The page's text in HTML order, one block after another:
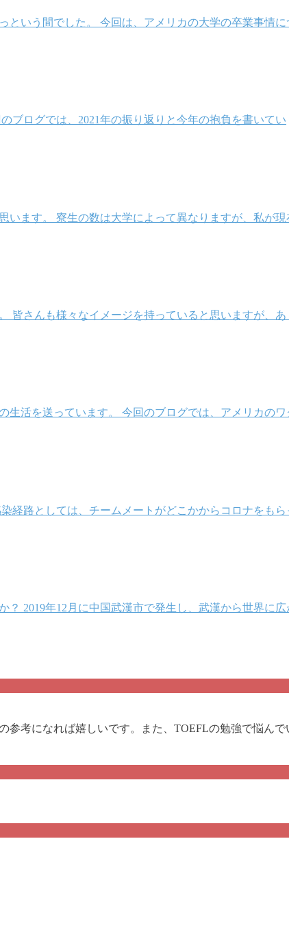
という間でした。 今回は、アメリカの大学の卒業事情に
ブログでは、2021年の振り返りと今年の抱負を書いてい
ます。 寮生の数は大学によって異なりますが、私が現
皆さんも様々なイメージを持っていると思いますが、あ
生活を送っています。 今回のブログでは、アメリカの
経路としては、チームメートがどこかからコロナをもら
2019年12月に中国武漢市で発生し、武漢から世界に広
考になれば嬉しいです。また、TOEFLの勉強で悩ん